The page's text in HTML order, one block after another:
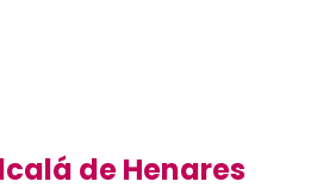
de Henares